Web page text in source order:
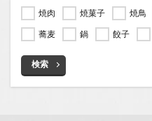
焼肉 焼菓子 焼鳥
蕎麦
鍋 餃子
検索